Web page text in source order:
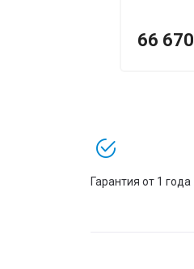
66 670
Гарантия от 1 года